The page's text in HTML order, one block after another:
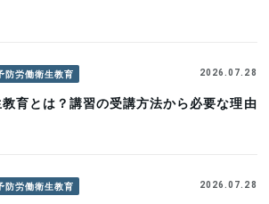
防労働衛生教育 2026.07.28
育とは？講習の受講方法から必要な理由
防労働衛生教育 2026.07.28